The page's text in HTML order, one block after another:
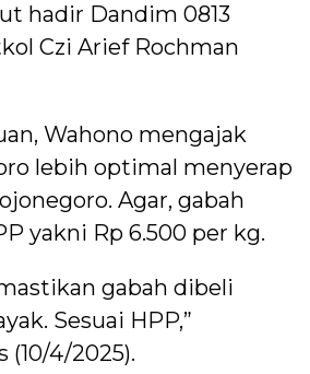
hadir Dandim 0813
Czi Arief Rochman
Wahono mengajak
lebih optimal menyerap
Agar, gabah
yakni Rp 6.500 per kg.
gabah dibeli
Sesuai HPP,”
4/2025).